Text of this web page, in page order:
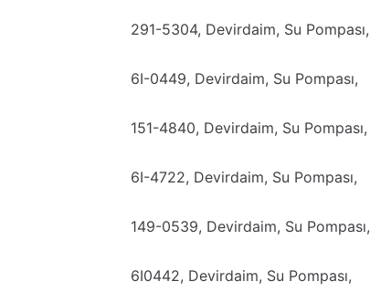
291-5304, Devirdaim, Su Pompası,
6I-0449, Devirdaim, Su Pompası,
151-4840, Devirdaim, Su Pompası,
6I-4722, Devirdaim, Su Pompası,
149-0539, Devirdaim, Su Pompası,
6I0442, Devirdaim, Su Pompası,